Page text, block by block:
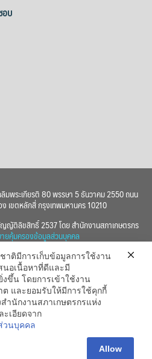
อบ
มพระเกียรติ 80 พรรษา 5 ธันวาคม 2550 ถนน
เขตหลักสี่ กรุงเทพมหานคร 10210
ติลิขสิทธิ์ 2537 โดย สำนักงานสภาเกษตรกร
ายคุ้มครองข้อมูลส่วนบุคคล
าติมีการเก็บข้อมูลการใช้งาน
นอเนื้อหาที่ดีและมี
ขึ้น โดยการเข้าใช้งาน
และยอมรับให้มีการใช้คุกกี้
ำนักงานสภาเกษตรกรแห่ง
เอียดจาก
วนบุคคล
Allow